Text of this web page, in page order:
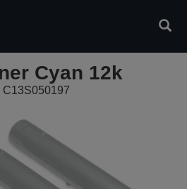
Cyan 12k
C13S050197